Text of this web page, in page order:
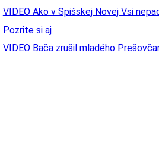
VIDEO Ako v Spišskej Novej Vsi
Pozrite si aj
VIDEO Bača zrušil mladého